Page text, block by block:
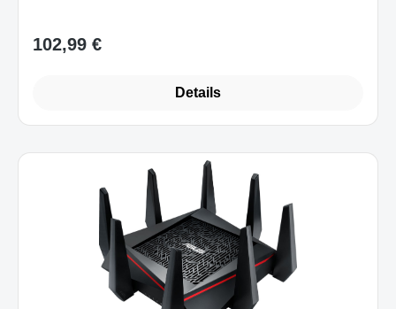
Regulärer Preis:
102,99 €
Details